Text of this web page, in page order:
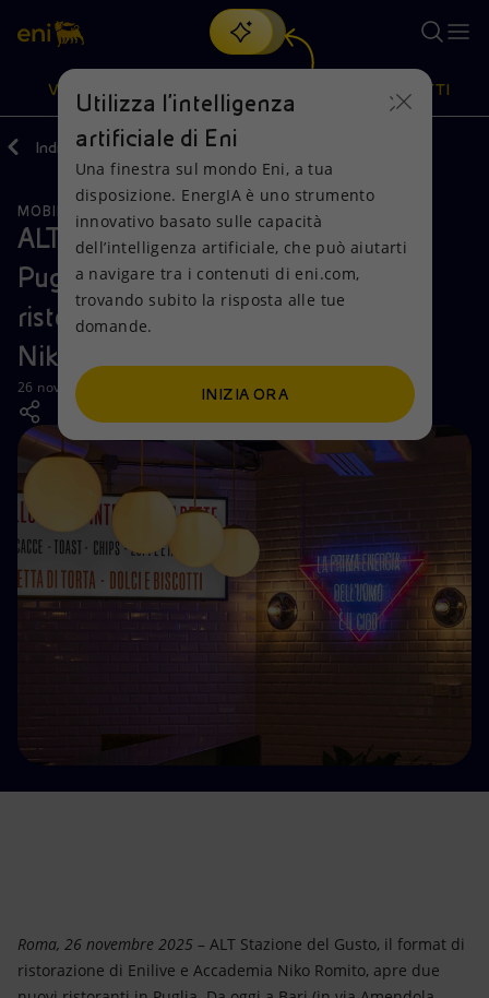
Cerca
scopri EnergIA, la nostra nuova soluzione di intelligenza
artificiale.
VISIONE
Visione
Mission e valori
Persone e Partnership
Net Zero
Modello satellitare
Energia accessibile
Innovazione
Scenari energetici
Azioni
Diversificazione energetica
Tecnologie per la transizione
Collaborazioni per l'innovazione
Attività nel mondo
PRODOTTI
Prodotti
Casa
Imprese
Mobilità
Indietro Media News
MOBILITÀ SOSTENIBILE
ALT Stazione del Gusto: apre in
Puglia, a Bari e a Lecce, il format di
ristorazione di Enilive e Accademia
Niko Romito
26 novembre 2025 - 12:30 CET
Roma, 26 novembre 2025 – ALT Stazione del Gusto, il format di
ristorazione di Enilive e Accademia Niko Romito, apre due
Utilizza l'intelligenza
artificiale di Eni
Una finestra sul mondo Eni, a tua
disposizione. EnergIA è uno strumento
innovativo basato sulle capacità
dell’intelligenza artificiale, che può aiutarti
a navigare tra i contenuti di eni.com,
trovando subito la risposta alle tue
domande.
INIZIA ORA